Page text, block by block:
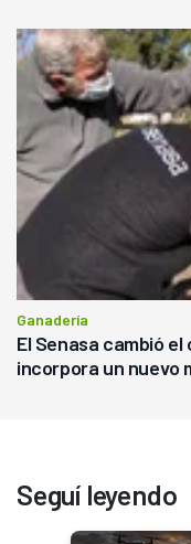
Ganadería
El Senasa cambió
incorpora un nuevo
Seguí leyendo